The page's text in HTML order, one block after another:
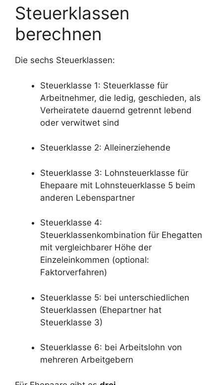
Steuerklassen
berechnen
Die sechs Steuerklassen:
Steuerklasse 1: Steuerklasse für
Arbeitnehmer, die ledig, geschieden, als
Verheiratete dauernd getrennt lebend
oder verwitwet sind
Steuerklasse 2: Alleinerziehende
Steuerklasse 3: Lohnsteuerklasse für
Ehepaare mit Lohnsteuerklasse 5 beim
anderen Lebenspartner
Steuerklasse 4:
Steuerklassenkombination für Ehegatten
mit vergleichbarer Höhe der
Einzeleinkommen (optional:
Faktorverfahren)
Steuerklasse 5: bei unterschiedlichen
Steuerklassen (Ehepartner hat
Steuerklasse 3)
Steuerklasse 6: bei Arbeitslohn von
mehreren Arbeitgebern